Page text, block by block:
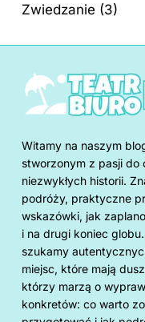
Zwiedzanie (3)
Witamy na naszym
stworzonym z pasji do
niezwykłych historii.
podróży, praktyczne
wskazówki, jak
i na drugi koniec
szukamy
miejsc, które mają
którzy marzą o
konkretów: co warto